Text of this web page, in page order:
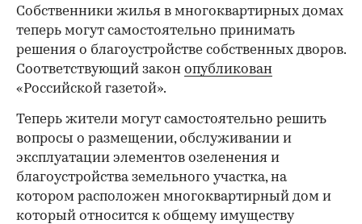
Собственники жилья в многоквартирных домах
теперь могут самостоятельно принимать
решения о благоустройстве собственных дворов.
Соответствующий закон опубликован
«Российской газетой».
Теперь жители могут самостоятельно решить
вопросы о размещении, обслуживании и
эксплуатации элементов озеленения и
благоустройства земельного участка, на
котором расположен многоквартирный дом и
который относится к общему имуществу